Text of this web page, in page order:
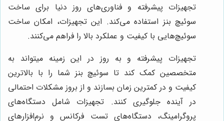
تجهیزات پیشرفته و فناوری‌های روز دنیا برای ساخت
سوئیچ بنز استفاده می‌کند. این تجهیزات، امکان ساخت
سوئیچ‌هایی با کیفیت و عملکرد بالا را فراهم می‌کنند.
تجهیزات پیشرفته و به روز در این زمینه میتواند به
متخصصین کمک کند تا سوئیچ بنز شما را با بالاترین
کیفیت و در کمترین زمان بسازند و از بروز مشکلات احتمالی
در آینده جلوگیری کنند. تجهیزات شامل دستگاه‌های
پروگرامینگ، دستگاه‌های تست فرکانس و نرم‌افزارهای